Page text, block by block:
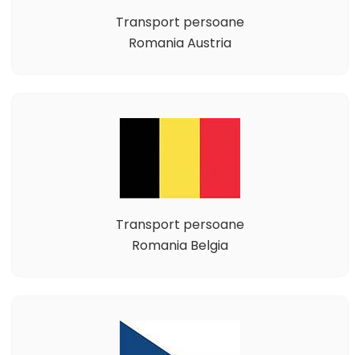
Transport persoane
Romania Austria
Transport persoane
Romania Belgia